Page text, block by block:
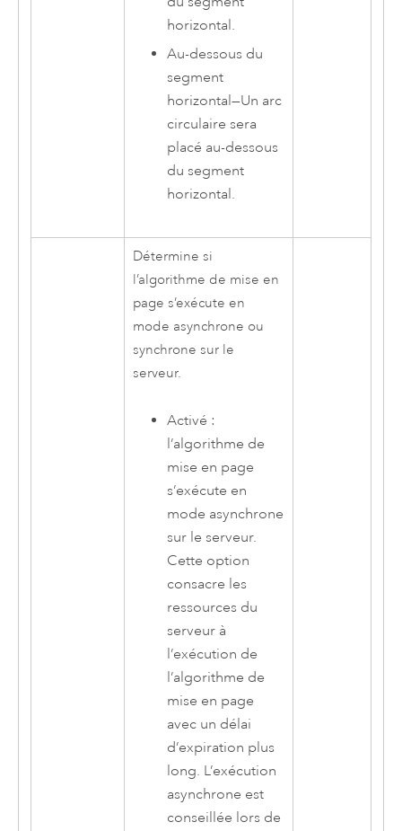
horizontal.
Au-dessous du
segment
horizontal—Un arc
circulaire sera
placé au-dessous
du segment
horizontal.
Détermine si
l’algorithme de mise en
page s’exécute en
mode asynchrone ou
synchrone sur le
serveur.
Activé :
l’algorithme de
mise en page
s’exécute en
mode asynchrone
sur le serveur.
Cette option
consacre les
ressources du
serveur à
l’exécution de
l’algorithme de
mise en page
avec un délai
d’expiration plus
long. L’exécution
asynchrone est
conseillée lors de